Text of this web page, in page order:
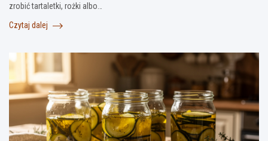
zrobić tartaletki, rożki albo…
Czytaj dalej